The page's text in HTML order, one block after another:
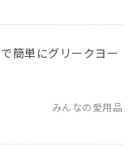
簡単にグリークヨー
みんなの愛用品